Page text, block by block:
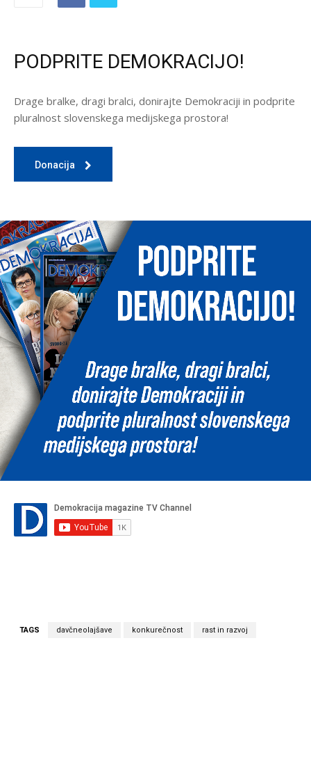
PODPRITE DEMOKRACIJO!
Drage bralke, dragi bralci, donirajte Demokraciji in podprite
pluralnost slovenskega medijskega prostora!
Donacija
TAGS davčneolajšave konkurečnost rast in razvoj